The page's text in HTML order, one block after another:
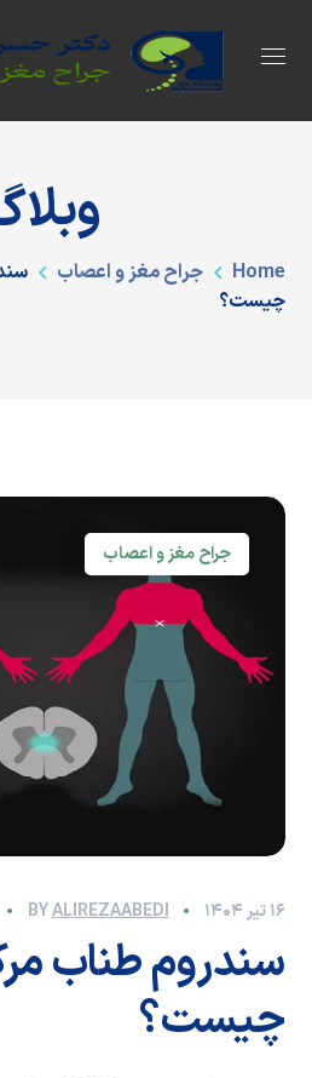
Home جراح مغز و اعصاب
چیست؟
جراح مغز و اعصاب
۱۶ تیر ۱۴۰۴ BY
ALIREZAABEDI
سندروم طناب
چیست؟